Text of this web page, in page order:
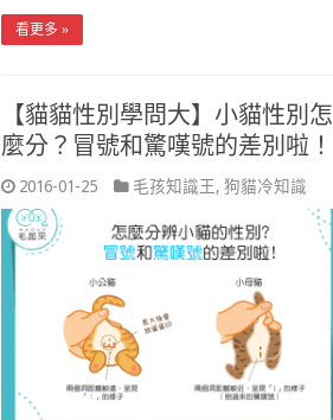
看更多 »
【貓貓性別學問大】小貓性別怎
麼分？冒號和驚嘆號的差別啦！
2016-01-25 毛孩知識王, 狗貓冷知識